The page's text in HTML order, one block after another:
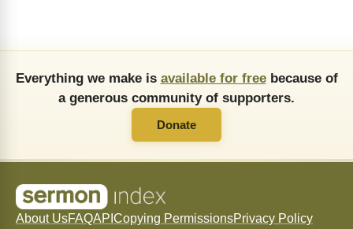
Everything we make is available for freebecause of
a generous community of supporters.
Donate
About UsFAQAPI Copying PermissionsPrivacy Policy